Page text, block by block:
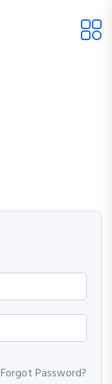
Forgot Password?